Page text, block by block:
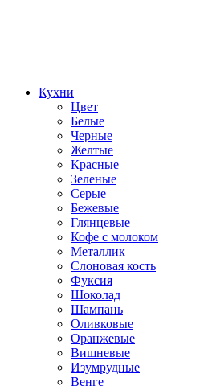
Кухни
Цвет
Белые
Черные
Желтые
Красные
Зеленые
Серые
Бежевые
Глянцевые
Кофе с молоком
Металлик
Слоновая кость
Фуксия
Шоколад
Шампань
Оливковые
Оранжевые
Вишневые
Изумрудные
Венге